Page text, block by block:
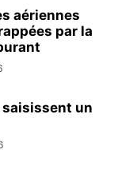
aériennes
par la
un